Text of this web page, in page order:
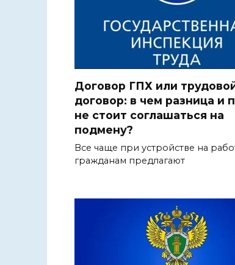
Договор ГПХ или
договор: в чем разница и
не стоит соглашаться на
подмену?
Все чаще при устройстве на
гражданам предлагают